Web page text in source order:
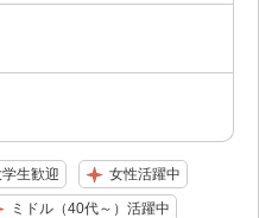
学生歓迎 女性活躍中
ミドル（40代～）活躍中